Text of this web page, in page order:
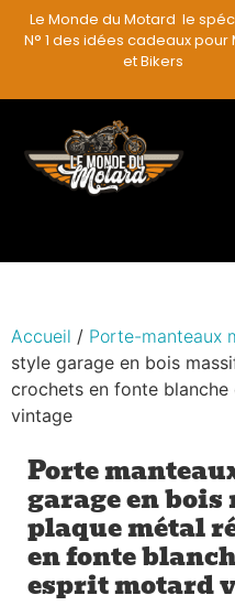
🇫🇷Fait main en France |🚚
🎁 Personnalisablesur
Le Monde du Motard le
N° 1 des idées cadeaux pour
et Bikers
Accueil / Porte-manteaux
style garage en bois
crochets en fonte
vintage
Porte
garage en bois
plaque métal
en fonte
esprit motard